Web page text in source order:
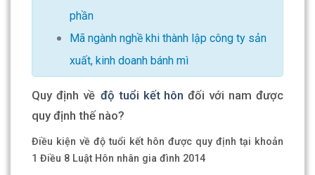
phần
Mã ngành nghề khi thành lập công ty sản
xuất, kinh doanh bánh mì
Quy định về độ tuổi kết hônđối với nam được
quy định thế nào?
Điều kiện về độ tuổi kết hôn được quy định tại khoản
1 Điều 8 Luật Hôn nhân gia đình 2014